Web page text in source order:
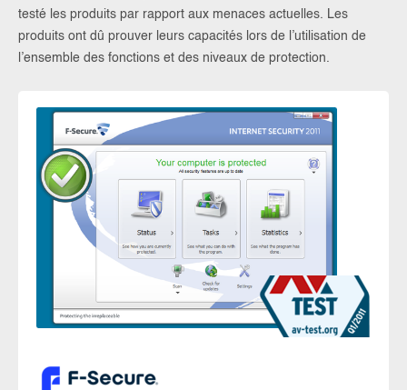
testé les produits par rapport aux menaces actuelles. Les
produits ont dû prouver leurs capacités lors de l’utilisation de
l’ensemble des fonctions et des niveaux de protection.